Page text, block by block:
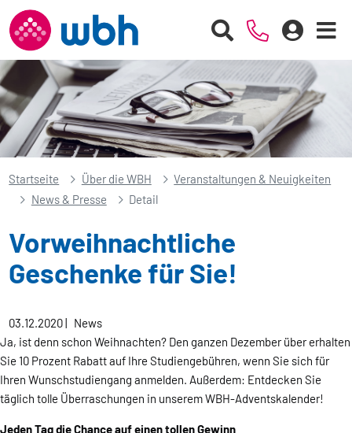
Startseite Über die WBH
Veranstaltungen & Neuigkeiten
News & Presse
Detail
Vorweihnachtliche
Geschenke für Sie!
03.12.2020| News
Ja, ist denn schon Weihnachten? Den ganzen Dezember über erhalten
Sie 10 Prozent Rabatt auf Ihre Studiengebühren, wenn Sie sich für
Ihren Wunschstudiengang anmelden. Außerdem: Entdecken Sie
täglich tolle Überraschungen in unserem WBH-Adventskalender!
Jeden Tag die Chance auf einen tollen Gewinn